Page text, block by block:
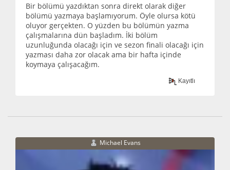
Bir bölümü yazdıktan sonra direkt olarak diğer
bölümü yazmaya başlamıyorum. Öyle olursa kötü
oluyor gerçekten. O yüzden bu bölümün yazma
çalışmalarına dün başladım. İki bölüm
uzunluğunda olacağı için ve sezon finali olacağı için
yazması daha zor olacak ama bir hafta içinde
koymaya çalışacağım.
Kayıtlı
Michael Evans